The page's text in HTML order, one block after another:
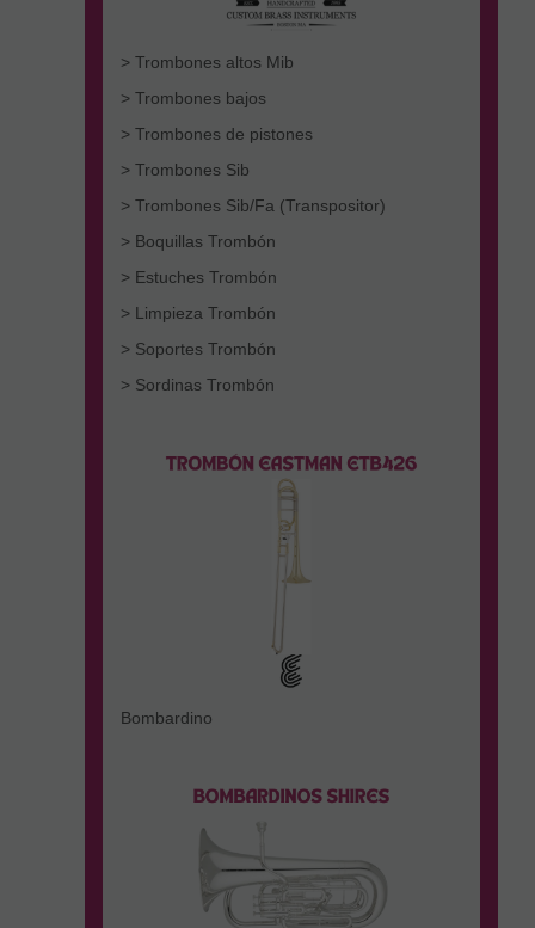
> Trombones altos Mib
> Trombones bajos
> Trombones de pistones
> Trombones Sib
> Trombones Sib/Fa (Transpositor)
> Boquillas Trombón
> Estuches Trombón
> Limpieza Trombón
> Soportes Trombón
> Sordinas Trombón
Bombardino